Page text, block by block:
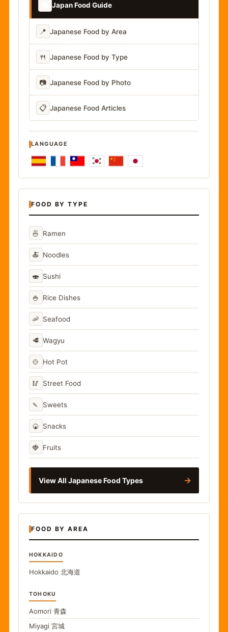
Japan Food Guide
📍 Japanese Food by Area
🍴 Japanese Food by Type
📷 Japanese Food by Photo
📋 Japanese Food Articles
LANGUAGE
FOOD BY TYPE
🍜 Ramen
🍝 Noodles
🍣 Sushi
🍚 Rice Dishes
🦐 Seafood
🥩 Wagyu
🍲 Hot Pot
🥢 Street Food
🍡 Sweets
🍘 Snacks
🍓 Fruits
View All Japanese Food Types →
FOOD BY AREA
HOKKAIDO
Hokkaido 北海道
TOHOKU
Aomori 青森
Miyagi 宮城